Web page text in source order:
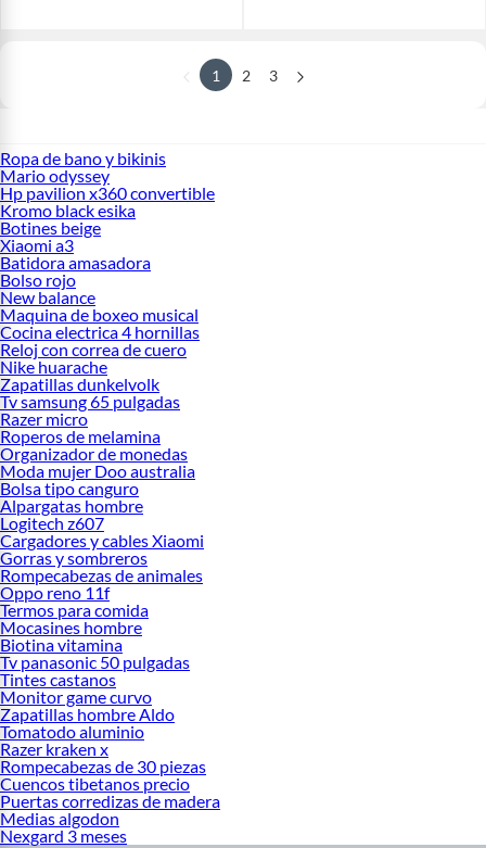
1 2 3
Ropa de bano y bikinis
Mario odyssey
Hp pavilion x360 convertible
Kromo black esika
Botines beige
Xiaomi a3
Batidora amasadora
Bolso rojo
New balance
Maquina de boxeo musical
Cocina electrica 4 hornillas
Reloj con correa de cuero
Nike huarache
Zapatillas dunkelvolk
Tv samsung 65 pulgadas
Razer micro
Roperos de melamina
Organizador de monedas
Moda mujer Doo australia
Bolsa tipo canguro
Alpargatas hombre
Logitech z607
Cargadores y cables Xiaomi
Gorras y sombreros
Rompecabezas de animales
Oppo reno 11f
Termos para comida
Mocasines hombre
Biotina vitamina
Tv panasonic 50 pulgadas
Tintes castanos
Monitor game curvo
Zapatillas hombre Aldo
Tomatodo aluminio
Razer kraken x
Rompecabezas de 30 piezas
Cuencos tibetanos precio
Puertas corredizas de madera
Medias algodon
Nexgard 3 meses